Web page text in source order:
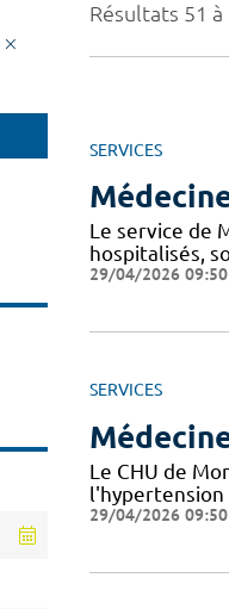
Résultats 51
SERVICES
Le service de
hospitalisés,
29/04/2026 09:50
SERVICES
Le CHU de
l'hypertension
29/04/2026 09:50